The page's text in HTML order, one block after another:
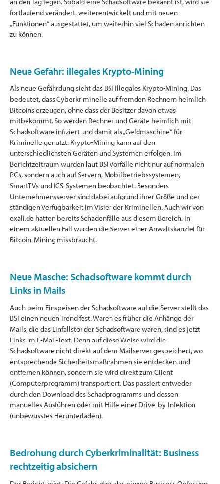
fortlaufend verändert, weiterentwickelt und mit neuen
„Funktionen“ ausgestattet, um weiterhin viel Schaden anrichten
zu können.
Neue Gefahr: illegales Krypto-Mining
Als neue Gefährdung sieht das BSI illegales Krypto-Mining. Das
bedeutet, dass Cyberkriminelle auf fremden Rechnern heimlich
Bitcoins erzeugen, ohne dass der Besitzer davon etwas
mitbekommt. So werden Rechner und Geräte heimlich mit
Schadsoftware infiziert und damit als „Geldmaschine“ für
Kriminelle genutzt. Krypto-Mining kann auf den
unterschiedlichsten Geräten und Systemen erfolgen. Im
Berichtzeitraum wurden laut BSI Vorfälle nicht nur auf normalen
PCs, sondern auch auf Servern, Mobilbetriebssystemen,
SmartTVs und ICS-Systemen beobachtet. Besonders
Unternehmensserver sind dabei aufgrund ihrer Größe und der
ständigen Verfügbarkeit im Visier der Kriminellen. Auch wir von
exali.de hatten bereits Schadenfälle aus diesem Bereich. In
einem aktuellen Fall wurden die Server einer Anwaltskanzlei für
Bitcoin-Mining missbraucht.
Neue Masche: Schadsoftware kommt durch
Links in Mails
Auch beim Einspeisen der Schadsoftware auf die Server stellt das
BSI einen neuen Trend fest. Waren es früher die Anhänge der
Mails, die das Einfallstor der Schadsoftware waren, sind es jetzt
Links im E-Mail-Text. Denn auf diese Weise wird die
Schadsoftware nicht direkt auf dem Mailserver gespeichert, wo
entsprechende Sicherheitsmaßnahmen sie entdecken und
entfernen können, sondern sie wird direkt zum Client
(Computerprogramm) transportiert. Das passiert entweder
durch den Download des Schadprogramms und dessen
manuelles Ausführen oder mit Hilfe einer Drive-by-Infektion
(unbewusstes Herunterladen).
Bedrohung durch Cyberkriminalität: Business
rechtzeitig absichern